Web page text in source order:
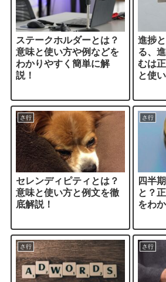
ステークホルダーとは？
意味と使い方や例などを
わかりやすく簡単に解
説！
進捗
る、
むは
と使
さ行
セレンディピティとは？
意味と使い方と例文を徹
底解説！
さ行
四半
と？
をわ
さ行 さ行